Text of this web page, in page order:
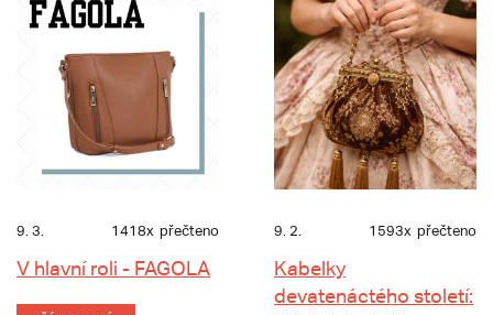
9. 3. 1418x přečteno
V hlavní roli - FAGOLA
9. 2. 1593x přečteno
Kabelky
devatenáctého století: